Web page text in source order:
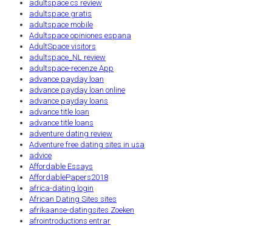
adultspace cs review
adultspace gratis
adultspace mobile
Adultspace opiniones espana
AdultSpace visitors
adultspace_NL review
adultspace-recenze App
advance payday loan
advance payday loan online
advance payday loans
advance title loan
advance title loans
adventure dating review
Adventure free dating sites in usa
advice
Affordable Essays
AffordablePapers2018
africa-dating login
African Dating Sites sites
afrikaanse-datingsites Zoeken
afrointroductions entrar